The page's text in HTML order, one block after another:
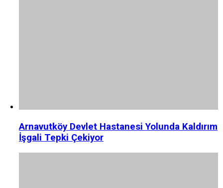
Arnavutköy Devlet Hastanesi Yolunda Kaldırım
İşgali Tepki Çekiyor